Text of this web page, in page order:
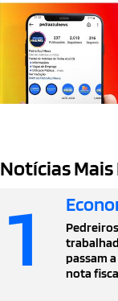
Notícias Mais
1
passam
nota